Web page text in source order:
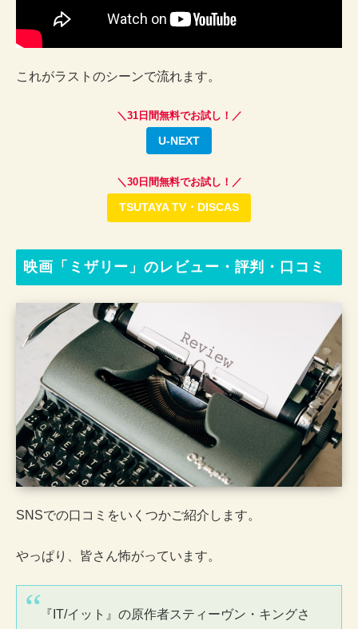
これがラストのシーンで流れます。
＼31日間無料でお試し！／
U-NEXT
＼30日間無料でお試し！／
TSUTAYA TV・DISCAS
映画「ミザリー」のレビュー・評判・口コミ
SNSでの口コミをいくつかご紹介します。
やっぱり、皆さん怖がっています。
『IT/イット』の原作者スティーヴン・キングさ